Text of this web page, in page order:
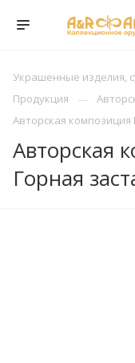
Украшенные изделия,
Продукция
Авторская
Авторская
Горная